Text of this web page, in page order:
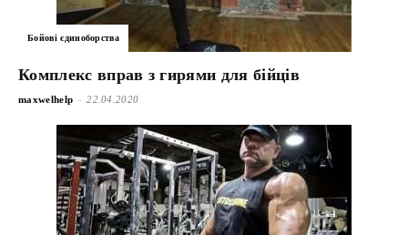
Бойові єдиноборства
Комплекс вправ з гирями для бійців
maxwelhelp - 22.04.2020